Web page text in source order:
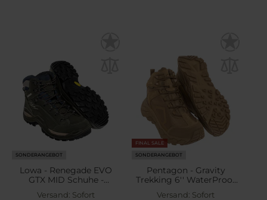
SONDERANGEBOT
Lowa - Renegade EVO
GTX MID Schuhe -
Olive/Navy
Versand: Sofort
FINAL SALE
SONDERANGEBOT
Pentagon - Gravity
Trekking 6'' WaterProof
Schuhe - Coyote
Versand: Sofort